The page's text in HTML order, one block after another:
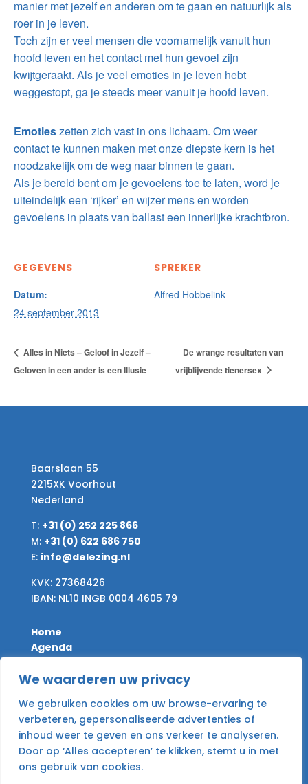
We waarderen uw privacy
We gebruiken cookies om uw browse-ervaring te
verbeteren, gepersonaliseerde advertenties of
inhoud weer te geven en ons verkeer te analyseren.
Door op ‘Alles accepteren’ te klikken, stemt u in met
ons gebruik van cookies.
manier met jezelf en anderen om te gaan en natuurlijk als
roer in je leven.
Toch zijn er veel mensen die voornamelijk vanuit hun
hoofd leven en het contact met hun gevoel zijn
kwijtgeraakt. Als je veel emoties in je leven hebt
weggestopt, ga je steeds meer vanuit je hoofd leven.
Emotieszetten zich vast in ons lichaam. Om weer
contact te kunnen maken met onze diepste kern is het
noodzakelijk om de weg naar binnen te gaan.
Als je bereid bent om je gevoelens toe te laten, word je
uiteindelijk een ‘rijker’ en wijzer mens en worden
gevoelens in plaats van ballast een innerlijke krachtbron.
GEGEVENS
Datum:
24 september 2013
SPREKER
Alfred Hobbelink
Alles in Niets – Geloof in Jezelf –
Geloven in een ander is een Illusie
De wrange resultaten van
vrijblijvende tienersex
Baarslaan 55
2215XK Voorhout
Nederland
T: +31 (0) 252 225 866
M: +31 (0) 622 686 750
E: info@delezing.nl
KVK: 27368426
IBAN: NL10 INGB 0004 4605 79
Home
Agenda
Desire & Give
Contact
Algemene voorwaarden
Privacy Policy